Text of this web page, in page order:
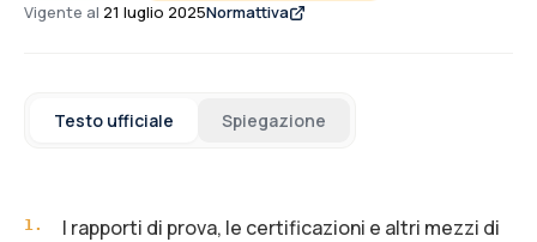
Vigente al 21 luglio 2025Normattiva
Testo ufficiale Spiegazione
1.
I rapporti di prova, le certificazioni e altri mezzi di